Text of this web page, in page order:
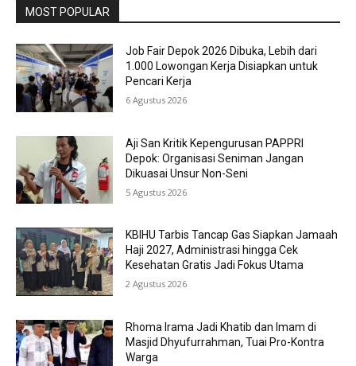
MOST POPULAR
Job Fair Depok 2026 Dibuka, Lebih dari
1.000 Lowongan Kerja Disiapkan untuk
Pencari Kerja
6 Agustus 2026
Aji San Kritik Kepengurusan PAPPRI
Depok: Organisasi Seniman Jangan
Dikuasai Unsur Non-Seni
5 Agustus 2026
KBIHU Tarbis Tancap Gas Siapkan Jamaah
Haji 2027, Administrasi hingga Cek
Kesehatan Gratis Jadi Fokus Utama
2 Agustus 2026
Rhoma Irama Jadi Khatib dan Imam di
Masjid Dhyufurrahman, Tuai Pro-Kontra
Warga